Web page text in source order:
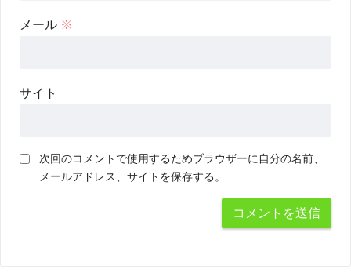
メール ※
サイト
次回のコメントで使用するためブラウザーに自分の名前、
メールアドレス、サイトを保存する。